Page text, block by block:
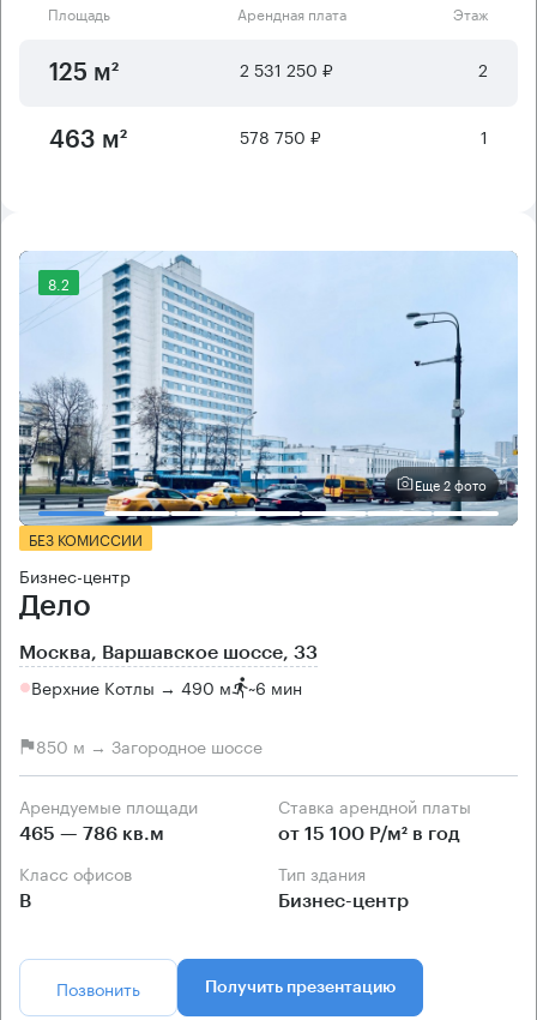
Площадь Арендная плата Этаж
125 м² 2 531 250 ₽ 2
463 м² 578 750 ₽ 1
8.2
Еще 2 фото
БЕЗ КОМИССИИ
Бизнес-центр
Дело
Москва, Варшавское шоссе, 33
Верхние Котлы → 490 м ~6 мин
850 м → Загородное шоссе
Арендуемые площади
465 — 786 кв.м
Ставка арендной платы
от 15 100 Р/м² в год
Класс офисов
B
Тип здания
Бизнес-центр
Позвонить Получить презентацию